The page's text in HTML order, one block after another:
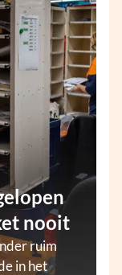
nooit
ruim
in het